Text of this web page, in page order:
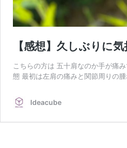
【感想】久しぶりに
こちらの方は 五十肩なのか手が痛
態 最初は左肩の痛みと関節周りの
Ideacube